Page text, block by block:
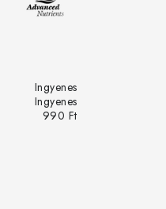
Ingyenes
Ingyenes
990 Ft